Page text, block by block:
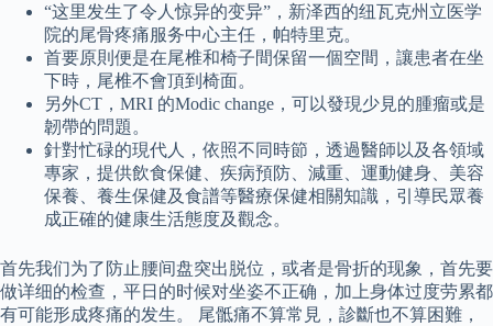
“这里发生了令人惊异的变异”，新泽西的纽瓦克州立医学
院的尾骨疼痛服务中心主任，帕特里克。
首要原則便是在尾椎和椅子間保留一個空間，讓患者在坐
下時，尾椎不會頂到椅面。
另外CT，MRI 的Modic change，可以發現少見的腫瘤或是
韌帶的問題。
針對忙碌的現代人，依照不同時節，透過醫師以及各領域
專家，提供飲食保健、疾病預防、減重、運動健身、美容
保養、養生保健及食譜等醫療保健相關知識，引導民眾養
成正確的健康生活態度及觀念。
首先我们为了防止腰间盘突出脱位，或者是骨折的现象，首先要
做详细的检查，平日的时候对坐姿不正确，加上身体过度劳累都
有可能形成疼痛的发生。 尾骶痛不算常見，診斷也不算困難，